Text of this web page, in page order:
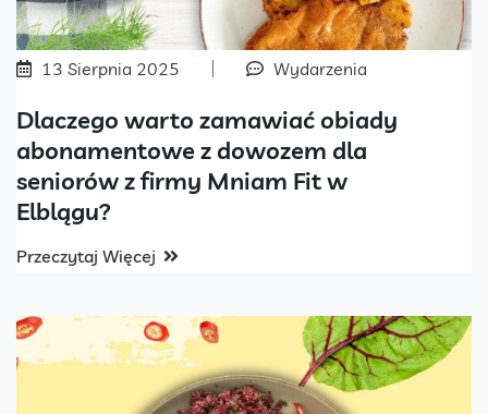
13 Sierpnia 2025 Wydarzenia
Dlaczego warto zamawiać obiady
abonamentowe z dowozem dla
seniorów z firmy Mniam Fit w
Elblągu?
Przeczytaj Więcej